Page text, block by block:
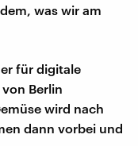
was wir am
für digitale
Berlin
wird nach
dann vorbei und